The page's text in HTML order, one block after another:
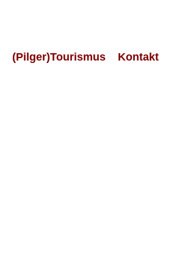
(Pilger)Tourismus Kontakt